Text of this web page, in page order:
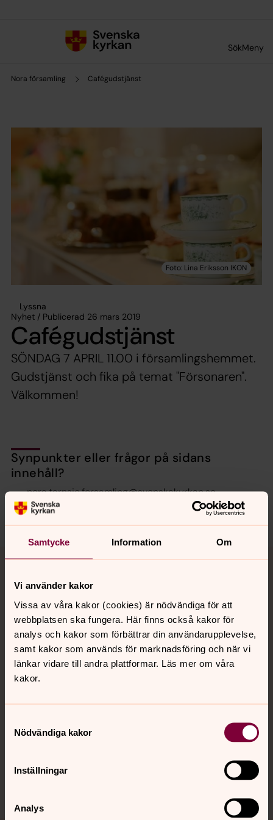
Samtycke Information Om
Vi använder kakor
Vissa av våra kakor (cookies) är nödvändiga för att
webbplatsen ska fungera. Här finns också kakor för
analys och kakor som förbättrar din användarupplevelse,
samt kakor som används för marknadsföring och när vi
länkar vidare till andra plattformar. Läs mer om våra
kakor.
Nödvändiga kakor
Inställningar
Analys
SökMeny
Nora församling Cafégudstjänst
Lyssna
Nyhet / Publicerad 26 mars 2019
Cafégudstjänst
SÖNDAG 7 APRIL 11.00 i församlingshemmet.
Gudstjänst och fika på temat "Försonaren".
Välkommen!
Synpunkter eller frågor på sidans
innehåll?
nora.tarnsjo.forsamling@svenskakyrkan.se
Dela
Tillbaka till toppen
Tillbaka till innehållet
Kontakt
Kalender
Hitta snabbt